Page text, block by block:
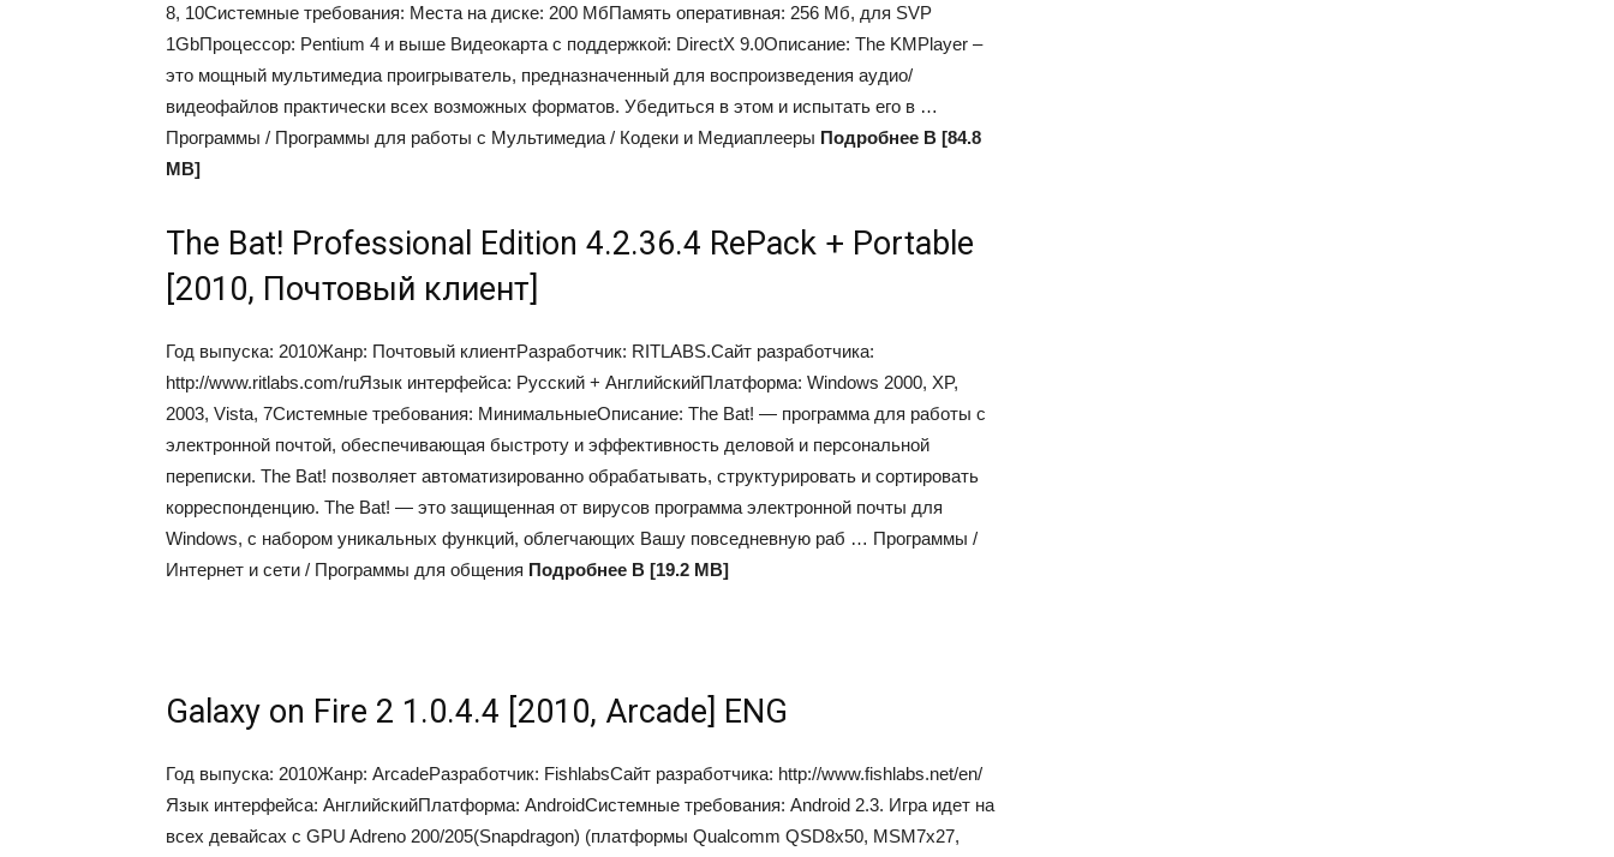
8, 10Системные требования: Места на диске: 200 МбПамять оперативная: 256 Мб, для SVP
1GbПроцессор: Pentium 4 и выше Видеокарта с поддержкой: DirectX 9.0Описание: The KMPlayer –
это мощный мультимедиа проигрыватель, предназначенный для воспроизведения аудио/
видеофайлов практически всех возможных форматов. Убедиться в этом и испытать его в …
Программы / Программы для работы с Мультимедиа / Кодеки и Медиаплееры Подробнее В [84.8
MB]
The Bat! Professional Edition 4.2.36.4 RePack + Portable
[2010, Почтовый клиент]
Год выпуска: 2010Жанр: Почтовый клиентРазработчик: RITLABS.Сайт разработчика:
http://www.ritlabs.com/ruЯзык интерфейса: Русский + АнглийскийПлатформа: Windows 2000, XP,
2003, Vista, 7Системные требования: МинимальныеОписание: The Bat! — программа для работы с
электронной почтой, обеспечивающая быстроту и эффективность деловой и персональной
переписки. The Bat! позволяет автоматизированно обрабатывать, структурировать и сортировать
корреспонденцию. The Bat! — это защищенная от вирусов программа электронной почты для
Windows, с набором уникальных функций, облегчающих Вашу повседневную раб … Программы /
Интернет и сети / Программы для общения Подробнее В [19.2 MB]
Galaxy on Fire 2 1.0.4.4 [2010, Arcade] ENG
Год выпуска: 2010Жанр: ArcadeРазработчик: FishlabsСайт разработчика: http://www.fishlabs.net/en/
Язык интерфейса: АнглийскийПлатформа: AndroidСистемные требования: Android 2.3. Игра идет на
всех девайсах с GPU Adreno 200/205(Snapdragon) (платформы Qualcomm QSD8x50, MSM7x27,